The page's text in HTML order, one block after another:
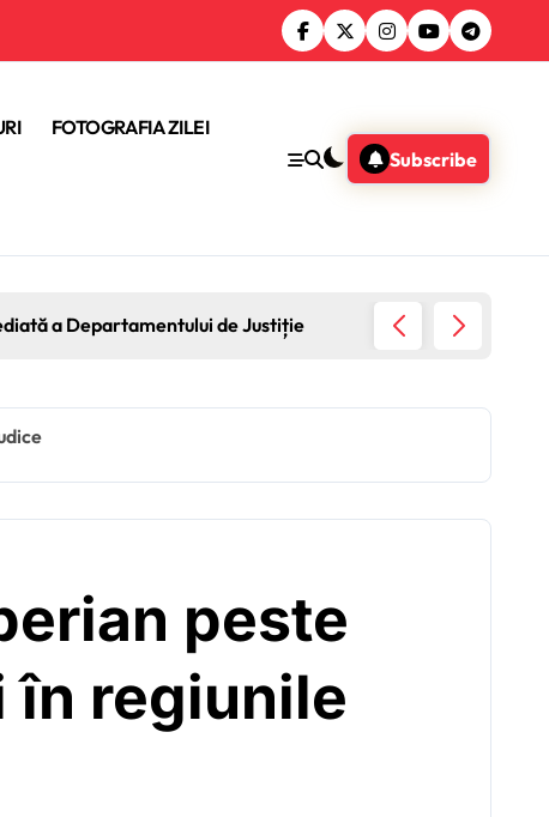
FOTOGRAFIA ZILEI
Subscribe
a Departamentului de Justiție
peste
în regiunile